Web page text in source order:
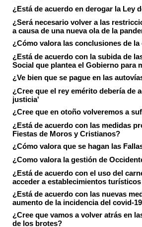
¿Está de acuerdo en derogar la Ley
¿Será necesario volver a las
a causa de una nueva ola de la
¿Cómo valora las conclusiones de
¿Está de acuerdo con la subida de
Social que plantea el Gobierno para
¿Ve bien que se pague en las
¿Cree que el rey emérito debería de
justicia'
¿Cree que en otoño volveremos a
¿Está de acuerdo con las medidas
Fiestas de Moros y Cristianos?
¿Cómo valora que se hagan las
¿Como valora la gestión de
¿Está de acuerdo con el uso del
acceder a establecimientos
¿Está de acuerdo con las nuevas
aumento de la incidencia del covid-
¿Cree que vamos a volver atrás en
de los brotes?